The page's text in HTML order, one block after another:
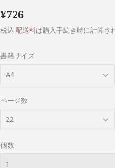
¥726
税込 配送料は購入手続き時に計算さ
書籍サイズ
ページ数
個数